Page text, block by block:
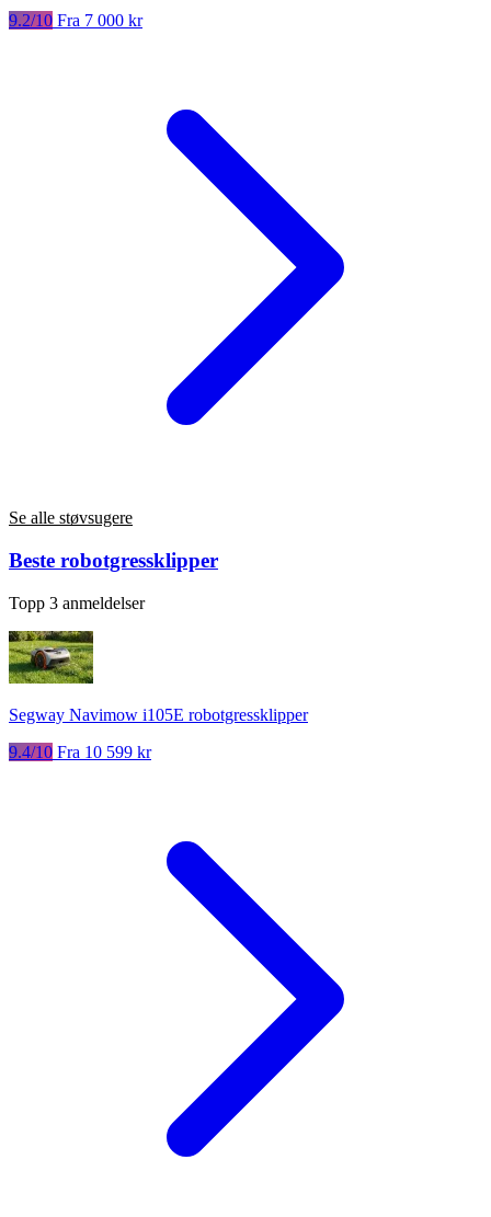
9.2/10 Fra 7 000 kr
Se alle støvsugere
Beste robotgressklipper
Topp 3 anmeldelser
Segway Navimow i105E robotgressklipper
9.4/10 Fra 10 599 kr